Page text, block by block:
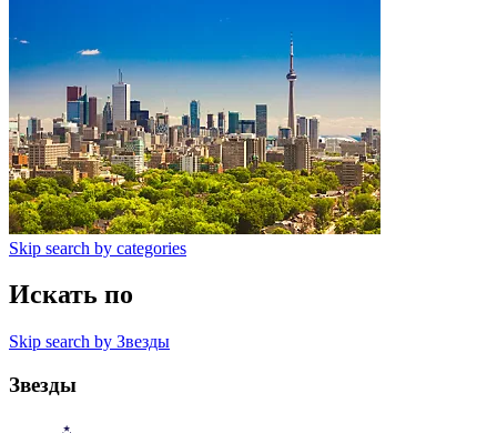
Skip search by categories
Искать по
Skip search by Звезды
Звезды